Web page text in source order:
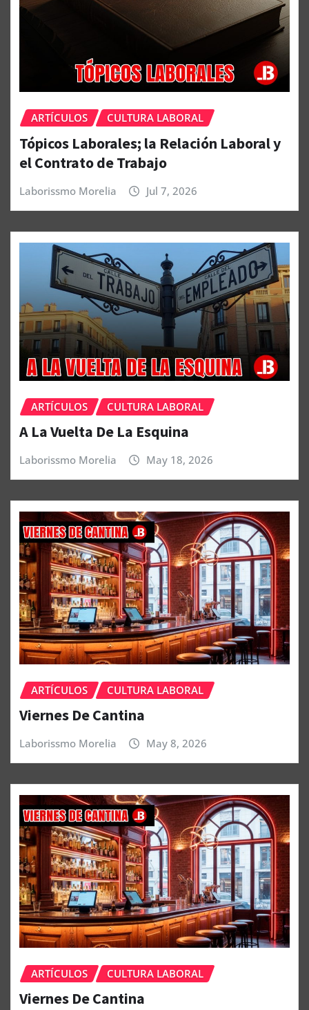
ARTÍCULOS CULTURA LABORAL
Tópicos Laborales; la Relación Laboral y
el Contrato de Trabajo
Laborissmo Morelia Jul 7, 2026
ARTÍCULOS CULTURA LABORAL
A La Vuelta De La Esquina
Laborissmo Morelia May 18, 2026
ARTÍCULOS CULTURA LABORAL
Viernes De Cantina
Laborissmo Morelia May 8, 2026
ARTÍCULOS CULTURA LABORAL
Viernes De Cantina